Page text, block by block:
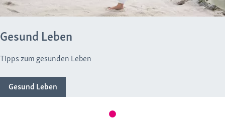
Gesund Leben
Tipps zum gesunden Leben
Gesund Leben